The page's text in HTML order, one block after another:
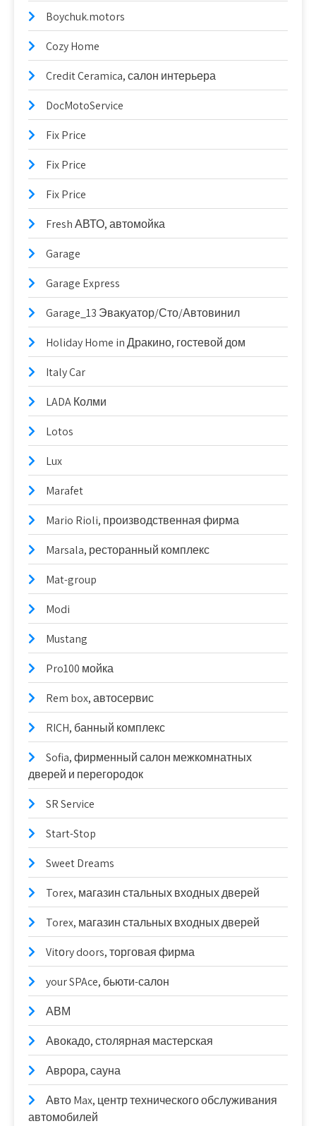
Boychuk.motors
Cozy Home
Credit Ceramica, салон интерьера
DocMotoService
Fix Price
Fix Price
Fix Price
Fresh АВТО, автомойка
Garage
Garage Express
Garage_13 Эвакуатор/Сто/Автовинил
Holiday Home in Дракино, гостевой дом
Italy Car
LADA Колми
Lotos
Lux
Marafet
Mario Rioli, производственная фирма
Marsala, ресторанный комплекс
Mat-group
Modi
Mustang
Pro100 мойка
Rem box, автосервис
RICH, банный комплекс
Sofia, фирменный салон межкомнатных
дверей и перегородок
SR Service
Start-Stop
Sweet Dreams
Torex, магазин стальных входных дверей
Torex, магазин стальных входных дверей
Vitоry doors, торговая фирма
your SPAce, бьюти-салон
АВМ
Авокадо, столярная мастерская
Аврора, сауна
Авто Max, центр технического обслуживания
автомобилей